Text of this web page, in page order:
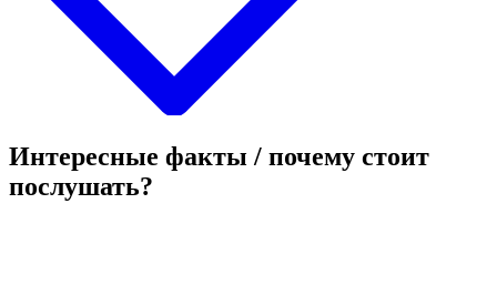
Интересные факты / почему стоит
послушать?